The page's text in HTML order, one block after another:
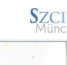
L. Ron Hubbard Mi a